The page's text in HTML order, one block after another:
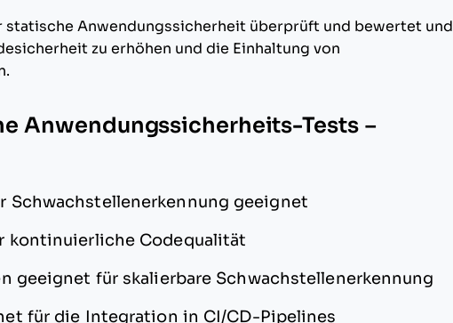
statische Anwendungssicherheit überprüft und bewertet und
zu erhöhen und die Einhaltung von
Anwendungssicherheits-Tests –
Schwachstellenerkennung geeignet
kontinuierliche Codequalität
geeignet für skalierbare Schwachstellenerkennung
für die Integration in CI/CD-Pipelines